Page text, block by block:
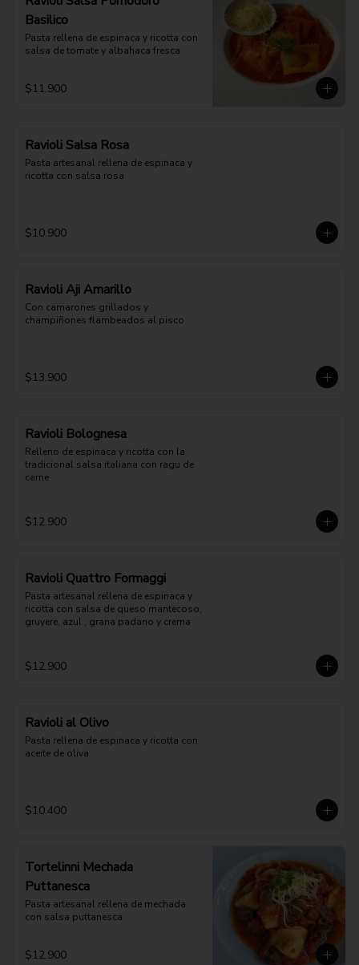
Basilico
Pasta rellena de espinaca y ricotta con
salsa de tomate y albahaca fresca
$11.900
Ravioli Salsa Rosa
Pasta artesanal rellena de espinaca y
ricotta con salsa rosa
$10.900
Ravioli Aji Amarillo
Con camarones grillados y
champiñones flambeados al pisco
$13.900
Ravioli Bolognesa
Relleno de espinaca y ricotta con la
tradicional salsa italiana con ragu de
carne
$12.900
Ravioli Quattro Formaggi
Pasta artesanal rellena de espinaca y
ricotta con salsa de queso mantecoso,
gruyere, azul , grana padano y crema
$12.900
Ravioli al Olivo
Pasta rellena de espinaca y ricotta con
aceite de oliva
$10.400
Tortelinni Mechada
Puttanesca
Pasta artesanal rellena de mechada
con salsa puttanesca
$12.900